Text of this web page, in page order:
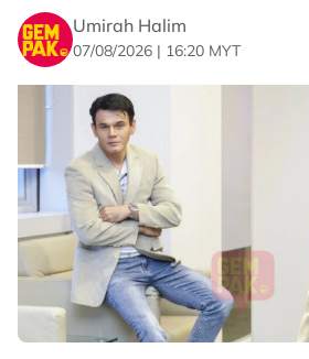
Umirah Halim
07/08/2026 | 16:20 MYT